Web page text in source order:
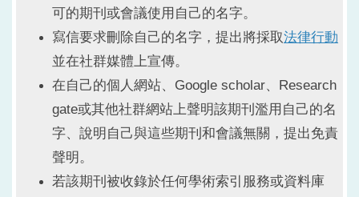
可的期刊或會議使用自己的名字。
寫信要求刪除自己的名字，提出將採取法律行動
並在社群媒體上宣傳。
在自己的個人網站、Google scholar、Research
gate或其他社群網站上聲明該期刊濫用自己的名
字、說明自己與這些期刊和會議無關，提出免責
聲明。
若該期刊被收錄於任何學術索引服務或資料庫